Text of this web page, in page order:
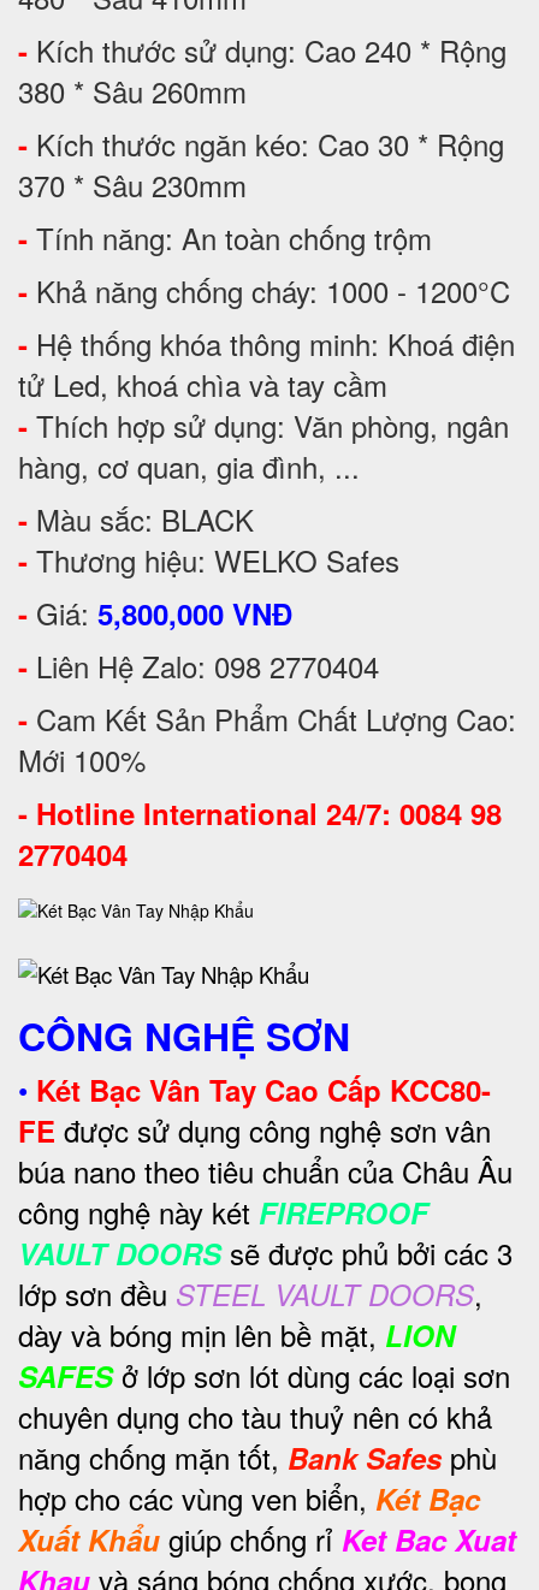
- Kích thước sử dụng: Cao 240 * Rộng
380 * Sâu 260mm
- Kích thước ngăn kéo: Cao 30 * Rộng
370 * Sâu 230mm
- Tính năng: An toàn chống trộm
- Khả năng chống cháy: 1000 - 1200°C
- Hệ thống khóa thông minh: Khoá điện
tử Led, khoá chìa và tay cầm
- Thích hợp sử dụng: Văn phòng, ngân
hàng, cơ quan, gia đình, ...
- Màu sắc: BLACK
- Thương hiệu: WELKO Safes
- Giá: 5,800,000 VNĐ
- Liên Hệ Zalo: 098 2770404
- Cam Kết Sản Phẩm Chất Lượng Cao:
Mới 100%
- Hotline International 24/7: 0084 98
2770404
CÔNG NGHỆ SƠN
• Két Bạc Vân Tay Cao Cấp KCC80-
FE được sử dụng công nghệ sơn vân
búa nano theo tiêu chuẩn của Châu Âu
công nghệ này két FIREPROOF
VAULT DOORSsẽ được phủ bởi các 3
lớp sơn đều STEEL VAULT DOORS,
dày và bóng mịn lên bề mặt, LION
SAFESở lớp sơn lót dùng các loại sơn
chuyên dụng cho tàu thuỷ nên có khả
năng chống mặn tốt, Bank Safesphù
hợp cho các vùng ven biển, Két Bạc
Xuất Khẩu giúp chống rỉ Ket Bac Xuat
Khau và sáng bóng chống xước, bong